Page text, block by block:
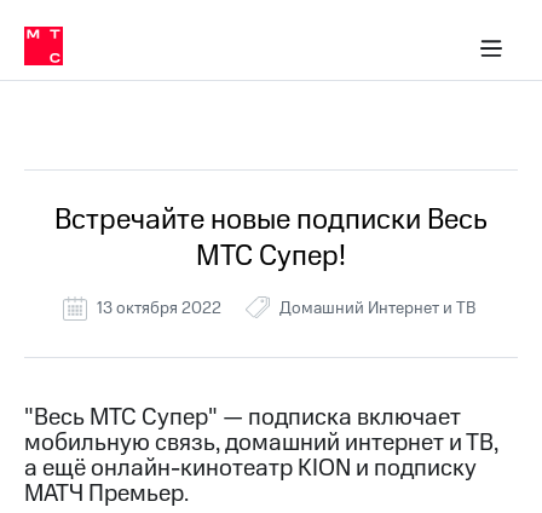
связь
Сервисы и подписки
30% на связь
кабинеты
Мобильная
и
Спутниковое
МТС
номер
в МТС
Тарифы
в МТС
Услуги
приложение
Мой
МТС
Акции
Встречайте новые подписки Весь
МТС Супер!
13 октября 2022 Домашний Интернет и ТВ
"Весь МТС Супер" — подписка включает
мобильную связь, домашний интернет и ТВ,
а ещё онлайн-кинотеатр KION и подписку
МАТЧ Премьер.